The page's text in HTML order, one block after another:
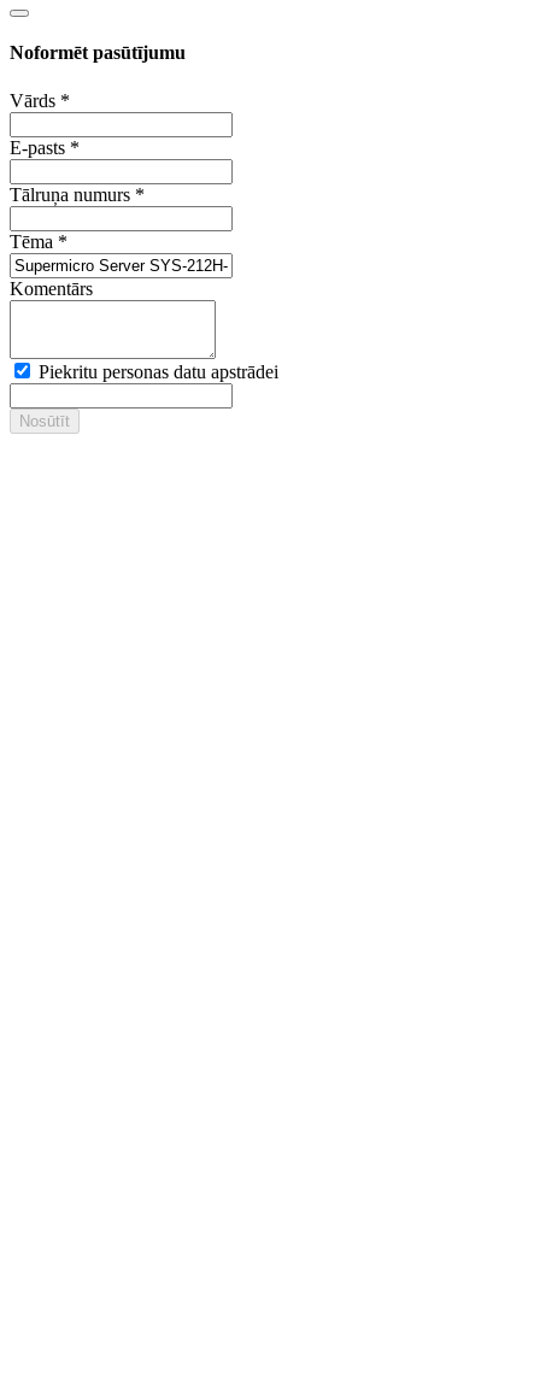
Noformēt pasūtījumu
Vārds *
E-pasts *
Tālruņa numurs *
Tēma *
Komentārs
Piekritu personas datu apstrādei
Nosūtīt